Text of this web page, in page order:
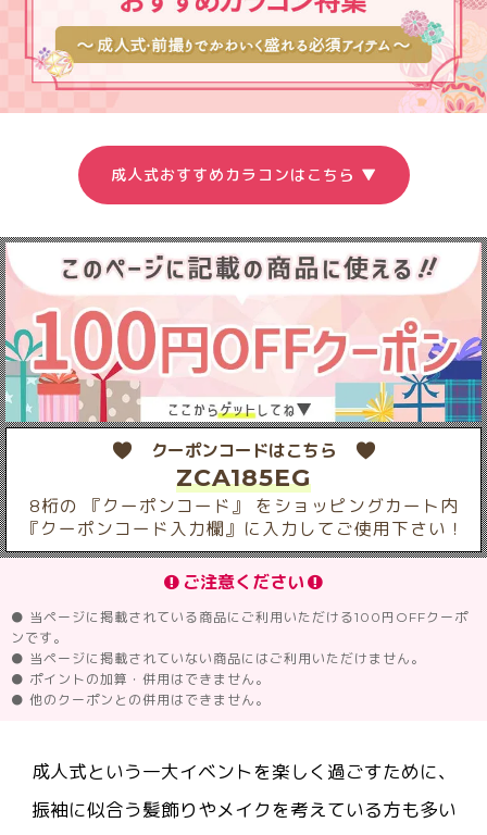
成人式おすすめカラコンはこちら ▼
クーポンコードはこちら
ZCA185EG
8桁の 『クーポンコード』 をショッピングカート内
『クーポンコード入力欄』に入力してご使用下さい！
ご注意ください
● 当ページに掲載されている商品にご利用いただける100円OFFクーポ
ンです。
● 当ページに掲載されていない商品にはご利用いただけません。
● ポイントの加算・併用はできません。
● 他のクーポンとの併用はできません。
成人式という一大イベントを楽しく過ごすために、
振袖に似合う髪飾りやメイクを考えている方も多い